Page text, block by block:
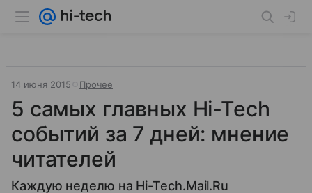
14 июня 2015 Прочее
5 самых главных Hi-Tech
событий за 7 дней: мнение
читателей
Каждую неделю на Hi-Tech.Mail.Ru